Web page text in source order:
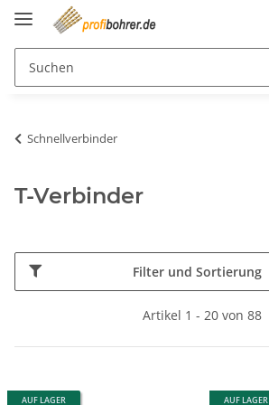
Schnellverbinder
T-Verbinder
Filter und Sortierung
Artikel 1 - 20 von 88
AUF LAGER AUF LAGER